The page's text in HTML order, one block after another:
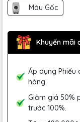
Màu Gốc
Khuyến mãi
Áp dụng
hàng.
Giảm giá 50%
trước 100%.